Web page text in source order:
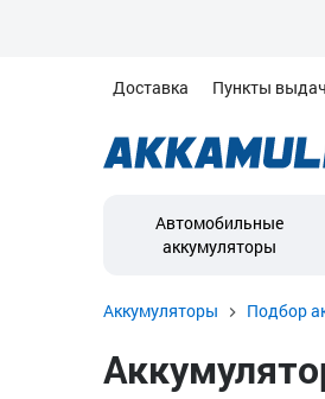
Доставка Пункты
Автомобильные
аккумуляторы
Аккумуляторы Подбор